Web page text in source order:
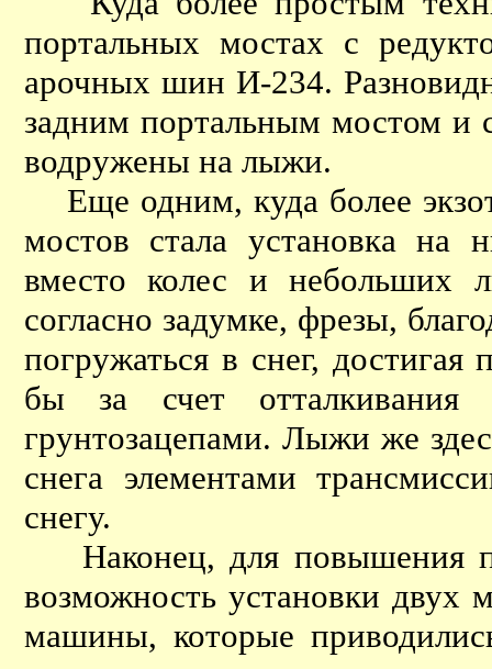
портальных мостах с
арочных шин И-234.
задним портальным мостом и
водружены на лыжи.
Еще одним, куда более
мостов стала установка на
вместо колес и небольших
согласно задумке, фрезы,
погружаться в снег,
бы за счет
грунтозацепами. Лыжи же
снега элементами
снегу.
Наконец, для повышения
возможность установки двух
машины, которые